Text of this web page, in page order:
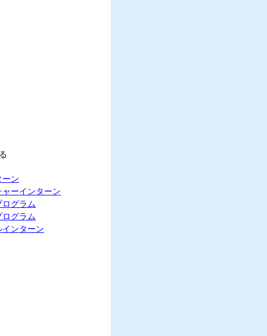
ーン
ーインターン
グラム
グラム
ンターン